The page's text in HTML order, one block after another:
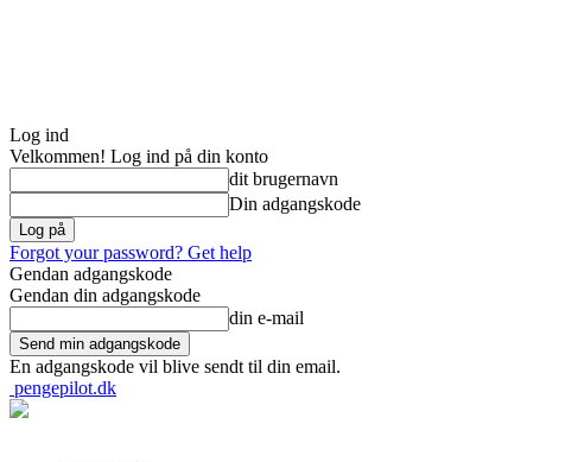
Log ind
Velkommen! Log ind på din konto
dit brugernavn
Din adgangskode
Forgot your password? Get help
Gendan adgangskode
Gendan din adgangskode
din e-mail
En adgangskode vil blive sendt til din email.
pengepilot.dk